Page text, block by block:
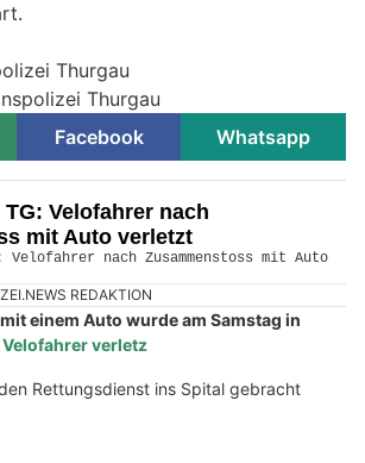
Thurgau
Thurgau
Facebook Whatsapp
Velofahrer nach
mit Auto verletzt
REDAKTION
einem Auto wurde am Samstag in
Velofahrer verletz
Rettungsdienst ins Spital gebracht